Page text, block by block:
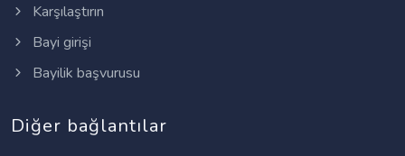
Karşılaştırın
Bayi girişi
Bayilik başvurusu
Diğer bağlantılar